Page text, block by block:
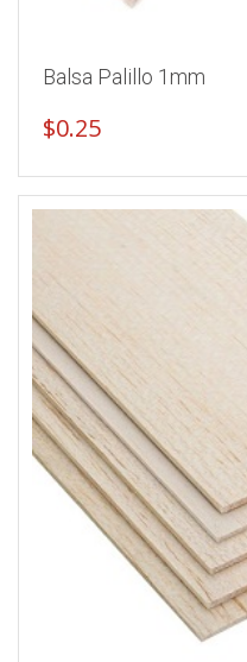
Balsa Palillo 1mm
$0.25